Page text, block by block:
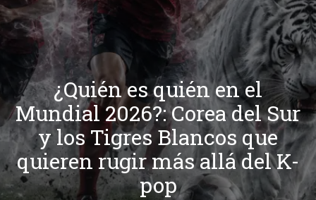
¿Quién es quién en el
Mundial 2026?: Corea del Sur
y los Tigres Blancos que
quieren rugir más allá del K-
pop